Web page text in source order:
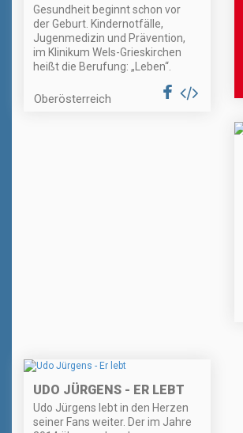
Gesundheit beginnt schon vor
der Geburt. Kindernotfälle,
Jugenmedizin und Prävention,
im Klinikum Wels-Grieskirchen
heißt die Berufung: „Leben“.
Oberösterreich
UDO JÜRGENS - ER LEBT
Udo Jürgens lebt in den Herzen
seiner Fans weiter. Der im Jahre